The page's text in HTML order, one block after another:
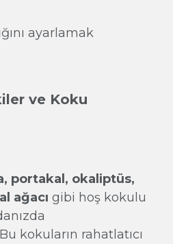
ve Koku
portakal, okaliptüs,
ağacı gibi hoş kokulu
kokuların rahatlatıcı